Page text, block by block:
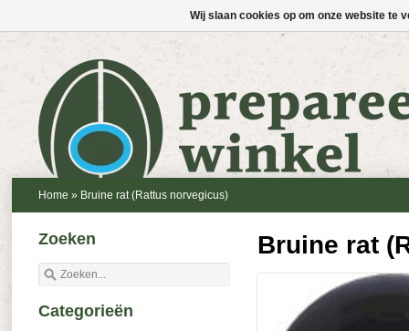
Home » Bruine rat (Rattus norvegicus)
Bruine rat
Zoeken
Categorieën
Wij slaan cookies op om onze website te